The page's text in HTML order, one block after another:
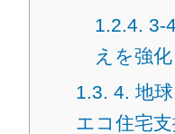
1.2.4. 3-
えを強化
1.3. 4. 地
エコ住宅支